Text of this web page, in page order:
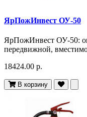
ЯрПожИнвест ОУ-50
ЯрПожИнвест ОУ-50:
передвижной,
18424.00 р.
В корзину